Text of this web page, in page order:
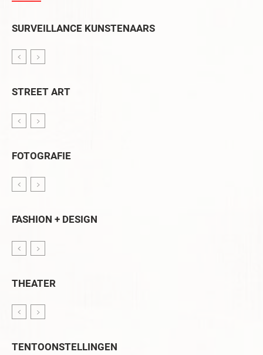
SURVEILLANCE KUNSTENAARS
STREET ART
FOTOGRAFIE
FASHION + DESIGN
THEATER
TENTOONSTELLINGEN